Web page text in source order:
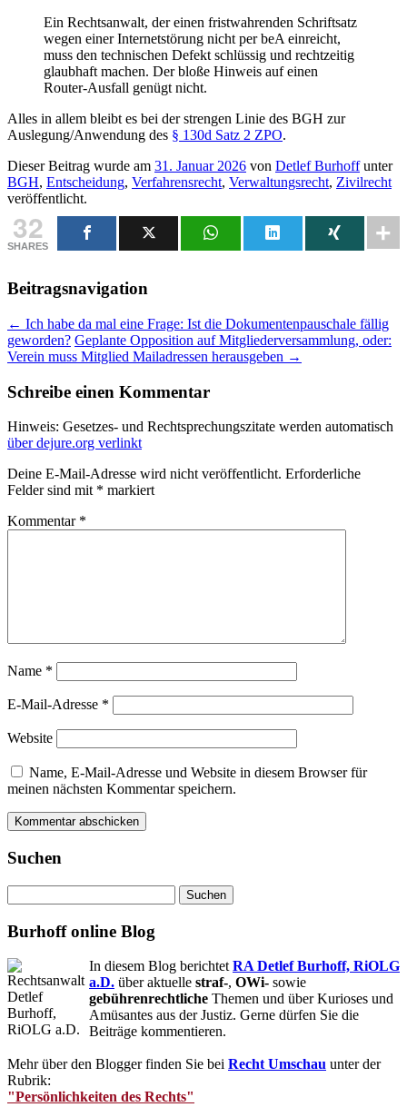
Ein Rechtsanwalt, der einen fristwahrenden Schriftsatz
wegen einer Internetstörung nicht per beA einreicht,
muss den technischen Defekt schlüssig und rechtzeitig
glaubhaft machen. Der bloße Hinweis auf einen
Router-Ausfall genügt nicht.
Alles in allem bleibt es bei der strengen Linie des BGH zur
Auslegung/Anwendung des § 130d Satz 2 ZPO.
Dieser Beitrag wurde am 31. Januar 2026 von Detlef Burhoffunter
BGH, Entscheidung, Verfahrensrecht, Verwaltungsrecht, Zivilrecht
veröffentlicht.
32
SHARES
Beitragsnavigation
← Ich habe da mal eine Frage: Ist die Dokumentenpauschale fällig
geworden? Geplante Opposition auf Mitgliederversammlung, oder:
Verein muss Mitglied Mailadressen herausgeben →
Schreibe einen Kommentar
Hinweis: Gesetzes- und Rechtsprechungszitate werden automatisch
über dejure.org verlinkt
Deine E-Mail-Adresse wird nicht veröffentlicht. Erforderliche
Felder sind mit * markiert
Kommentar *
Name *
E-Mail-Adresse *
Website
Name, E-Mail-Adresse und Website in diesem Browser für
meinen nächsten Kommentar speichern.
Suchen
nach:
Burhoff online Blog
In diesem Blog berichtet RA Detlef Burhoff, RiOLG
a.D. über aktuelle straf-, OWi- sowie
gebührenrechtliche Themen und über Kurioses und
Amüsantes aus der Justiz. Gerne dürfen Sie die
Beiträge kommentieren.
Mehr über den Blogger finden Sie bei Recht Umschau unter der
Rubrik:
"Persönlichkeiten des Rechts"